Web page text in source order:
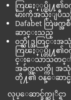
ကြၽႏ္ုပ္တို႔၏ဝက္
မ်ားကိုအသုံးျပဳ
Dafabet တြဲဖ
ဆာင္းသည္
၀ဘ္ဆိုဒ္အတြင္းအ
ကြၽႏ္ုပ္တို႔၏ဝက္
င္းေသာသတင္းအ
အခ်က္အလက္ကို အသုံ
တို႔၏ ဝန္ေဆာင္
လုပ္ေဆာင္ခ်က္ဆုိင္ရာ